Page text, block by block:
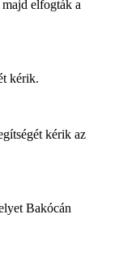
elfogták a
kérik.
kérik az
Bakócán